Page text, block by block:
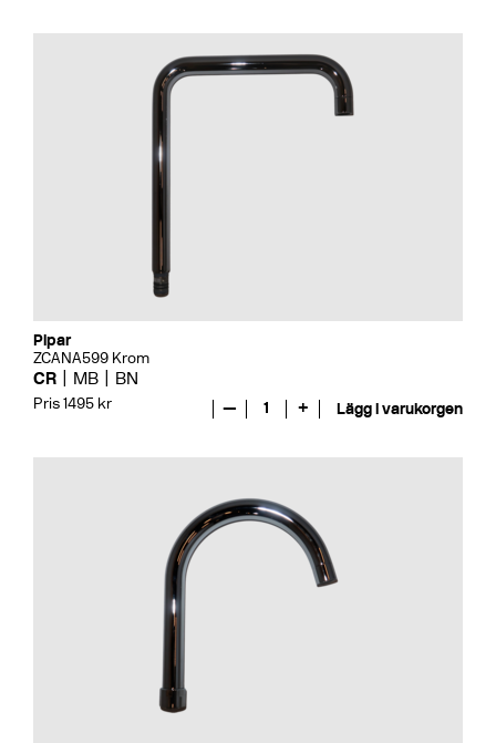
Pipar
ZCANA599 Krom
CR MB BN
Pris 1495 kr — 1 + Lägg i varukorgen